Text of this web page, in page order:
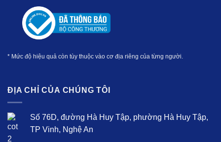
* Mức độ hiệu quả còn tùy thuộc vào cơ địa riêng của từng người.
ĐỊA CHỈ CỦA CHÚNG TÔI
Số 76D, đường Hà Huy Tập, phường Hà Huy Tập,
TP Vinh, Nghệ An